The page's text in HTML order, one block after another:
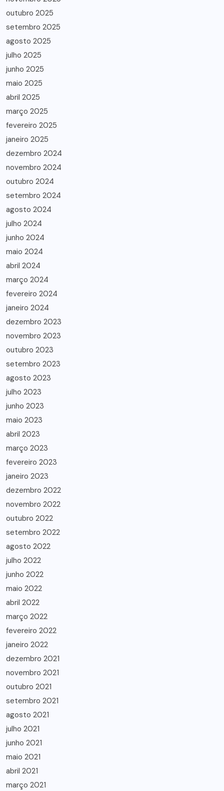
outubro 2025
setembro 2025
agosto 2025
julho 2025
junho 2025
maio 2025
abril 2025
março 2025
fevereiro 2025
janeiro 2025
dezembro 2024
novembro 2024
outubro 2024
setembro 2024
agosto 2024
julho 2024
junho 2024
maio 2024
abril 2024
março 2024
fevereiro 2024
janeiro 2024
dezembro 2023
novembro 2023
outubro 2023
setembro 2023
agosto 2023
julho 2023
junho 2023
maio 2023
abril 2023
março 2023
fevereiro 2023
janeiro 2023
dezembro 2022
novembro 2022
outubro 2022
setembro 2022
agosto 2022
julho 2022
junho 2022
maio 2022
abril 2022
março 2022
fevereiro 2022
janeiro 2022
dezembro 2021
novembro 2021
outubro 2021
setembro 2021
agosto 2021
julho 2021
junho 2021
maio 2021
abril 2021
março 2021